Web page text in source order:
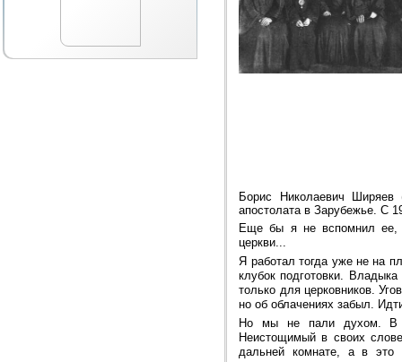
Борис Николаевич Ширяев
апостолата в Зарубежье. С
Еще бы я не вспомнил ее,
церкви...
Я работал тогда уже не на
клубок подготовки.
только для церковников.
но об облачениях забыл.
Но мы не пали духом. В
Неистощимый в своих
дальней комнате, а в это